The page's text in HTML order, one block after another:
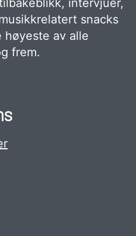
intervjuer,
snacks
høyeste av alle
frem.